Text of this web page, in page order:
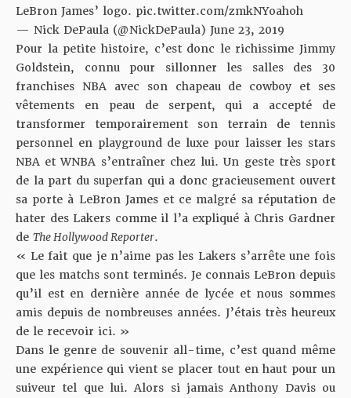
LeBron James’ logo. pic.twitter.com/zmkNYoahoh
— Nick DePaula (@NickDePaula) June 23, 2019
Pour la petite histoire, c’est donc le richissime Jimmy
Goldstein, connu pour sillonner les salles des 30
franchises NBA avec son chapeau de cowboy et ses
vêtements en peau de serpent, qui a accepté de
transformer temporairement son terrain de tennis
personnel en playground de luxe pour laisser les stars
NBA et WNBA s’entraîner chez lui. Un geste très sport
de la part du superfan qui a donc gracieusement ouvert
sa porte à LeBron James et ce malgré sa réputation de
hater des Lakers comme il l’a expliqué à Chris Gardner
de The Hollywood Reporter.
« Le fait que je n’aime pas les Lakers s’arrête une fois
que les matchs sont terminés. Je connais LeBron depuis
qu’il est en dernière année de lycée et nous sommes
amis depuis de nombreuses années. J’étais très heureux
de le recevoir ici. »
Dans le genre de souvenir all-time, c’est quand même
une expérience qui vient se placer tout en haut pour un
suiveur tel que lui. Alors si jamais Anthony Davis ou